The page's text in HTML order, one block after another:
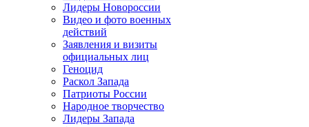
Лидеры Новороссии
Видео и фото военных
действий
Заявления и визиты
официальных лиц
Геноцид
Раскол Запада
Патриоты России
Народное творчество
Лидеры Запада